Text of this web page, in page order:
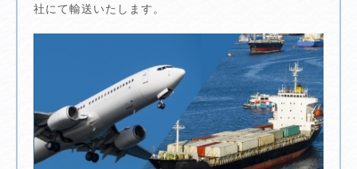
社にて輸送いたします。